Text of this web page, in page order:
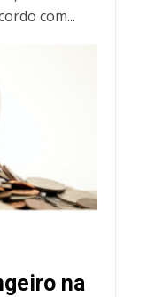
com...
na